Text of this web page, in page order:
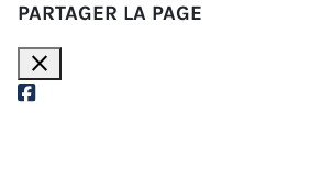
PARTAGER LA PAGE
close